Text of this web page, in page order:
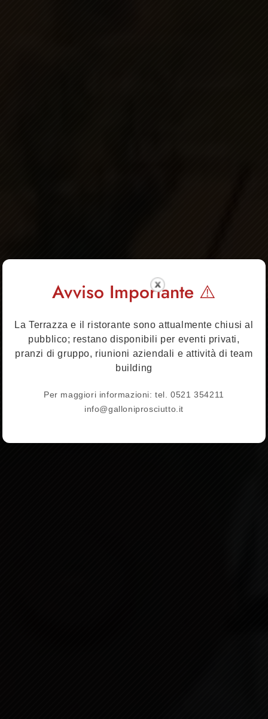
⚠️ Avviso Importante
La Terrazza e il ristorante sono attualmente chiusi al
pubblico; restano disponibili per eventi privati,
pranzi di gruppo, riunioni aziendali e attività di team
building
Per maggiori informazioni: tel. 0521 354211
info@galloniprosciutto.it